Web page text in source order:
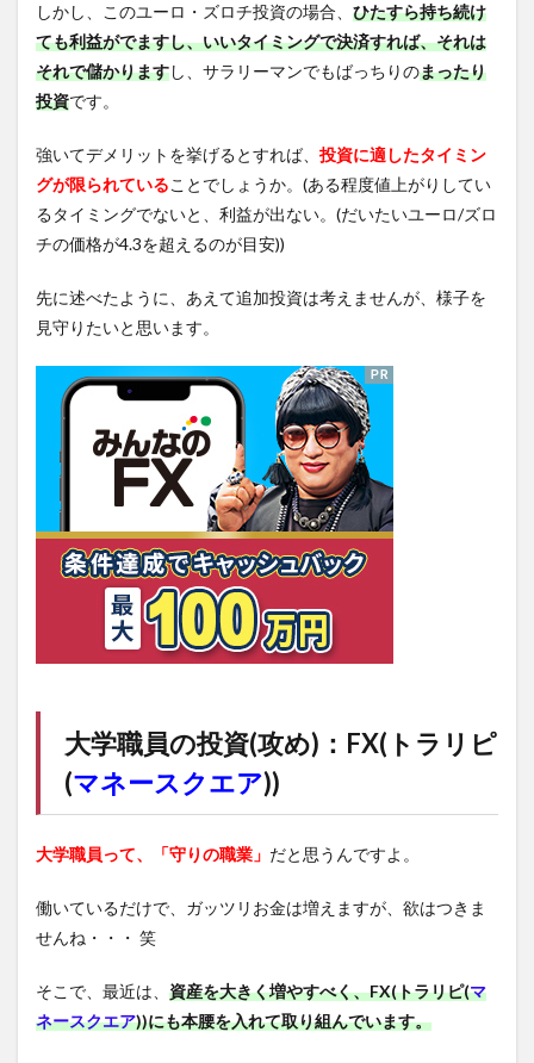
しかし、このユーロ・ズロチ投資の場合、 ひたすら持ち続け
ても利益がでますし、いいタイミングで決済すれば、それは
それで儲かりますし、サラリーマンでもばっちりのまったり
投資です。
強いてデメリットを挙げるとすれば、 投資に適したタイミン
グが限られていることでしょうか。(ある程度値上がりしてい
るタイミングでないと、利益が出ない。(だいたいユーロ/ズロ
チの価格が4.3を超えるのが目安))
先に述べたように、あえて追加投資は考えませんが、様子を
見守りたいと思います。
大学職員の投資(攻め)：FX(トラリピ
(マネースクエア))
大学職員って、「守りの職業」 だと思うんですよ。
働いているだけで、ガッツリお金は増えますが、欲はつきま
せんね・・・ 笑
そこで、最近は、 資産を大きく増やすべく、FX(トラリピ(マ
ネースクエア))にも本腰を入れて取り組んでいます。